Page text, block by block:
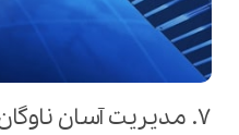
7. مدیریت آسان ناوگان دریایی